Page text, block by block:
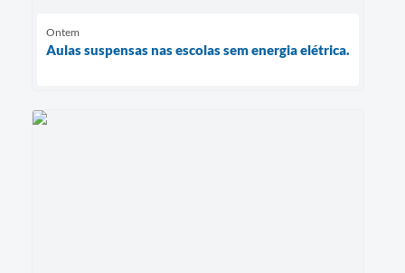
Ontem
Aulas suspensas nas escolas sem energia elétrica.